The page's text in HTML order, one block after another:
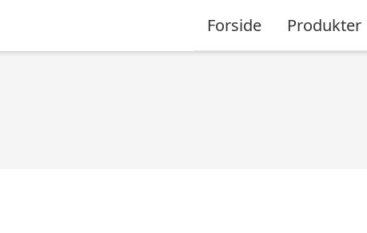
Forside Produkter